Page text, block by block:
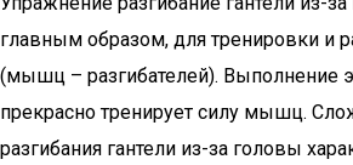
главным образом, для тренировки и
(мышц – разгибателей). Выполнение
прекрасно тренирует силу мышц.
разгибания гантели из-за головы